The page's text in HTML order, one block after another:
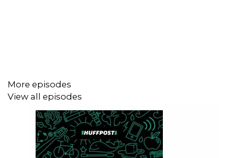
astéroïdes
La prédiction de Forbes sur le premier
« Space mineur"
Sur la vision de l'espace comme "
sauvetage" selon Jeff Bezos.
Unelistedes start-ups de transport spatial
aujourd'hui sur les rangs.
More episodes
View all episodes